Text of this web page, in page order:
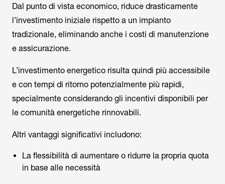
Dal punto di vista economico, riduce drasticamente
l’investimento iniziale rispetto a un impianto
tradizionale, eliminando anche i costi di manutenzione
e assicurazione.
L’investimento energetico risulta quindi più accessibile
e con tempi di ritorno potenzialmente più rapidi,
specialmente considerando gli incentivi disponibili per
le comunità energetiche rinnovabili.
Altri vantaggi significativi includono:
La flessibilità di aumentare o ridurre la propria quota
in base alle necessità